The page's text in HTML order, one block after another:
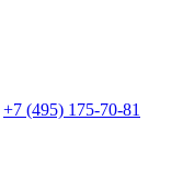
+7 (495) 175-70-81